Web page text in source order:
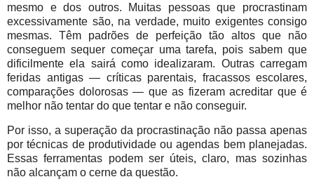
mesmo e dos outros. Muitas pessoas que procrastinam
excessivamente são, na verdade, muito exigentes consigo
mesmas. Têm padrões de perfeição tão altos que não
conseguem sequer começar uma tarefa, pois sabem que
dificilmente ela sairá como idealizaram. Outras carregam
feridas antigas — críticas parentais, fracassos escolares,
comparações dolorosas — que as fizeram acreditar que é
melhor não tentar do que tentar e não conseguir.
Por isso, a superação da procrastinação não passa apenas
por técnicas de produtividade ou agendas bem planejadas.
Essas ferramentas podem ser úteis, claro, mas sozinhas
não alcançam o cerne da questão.